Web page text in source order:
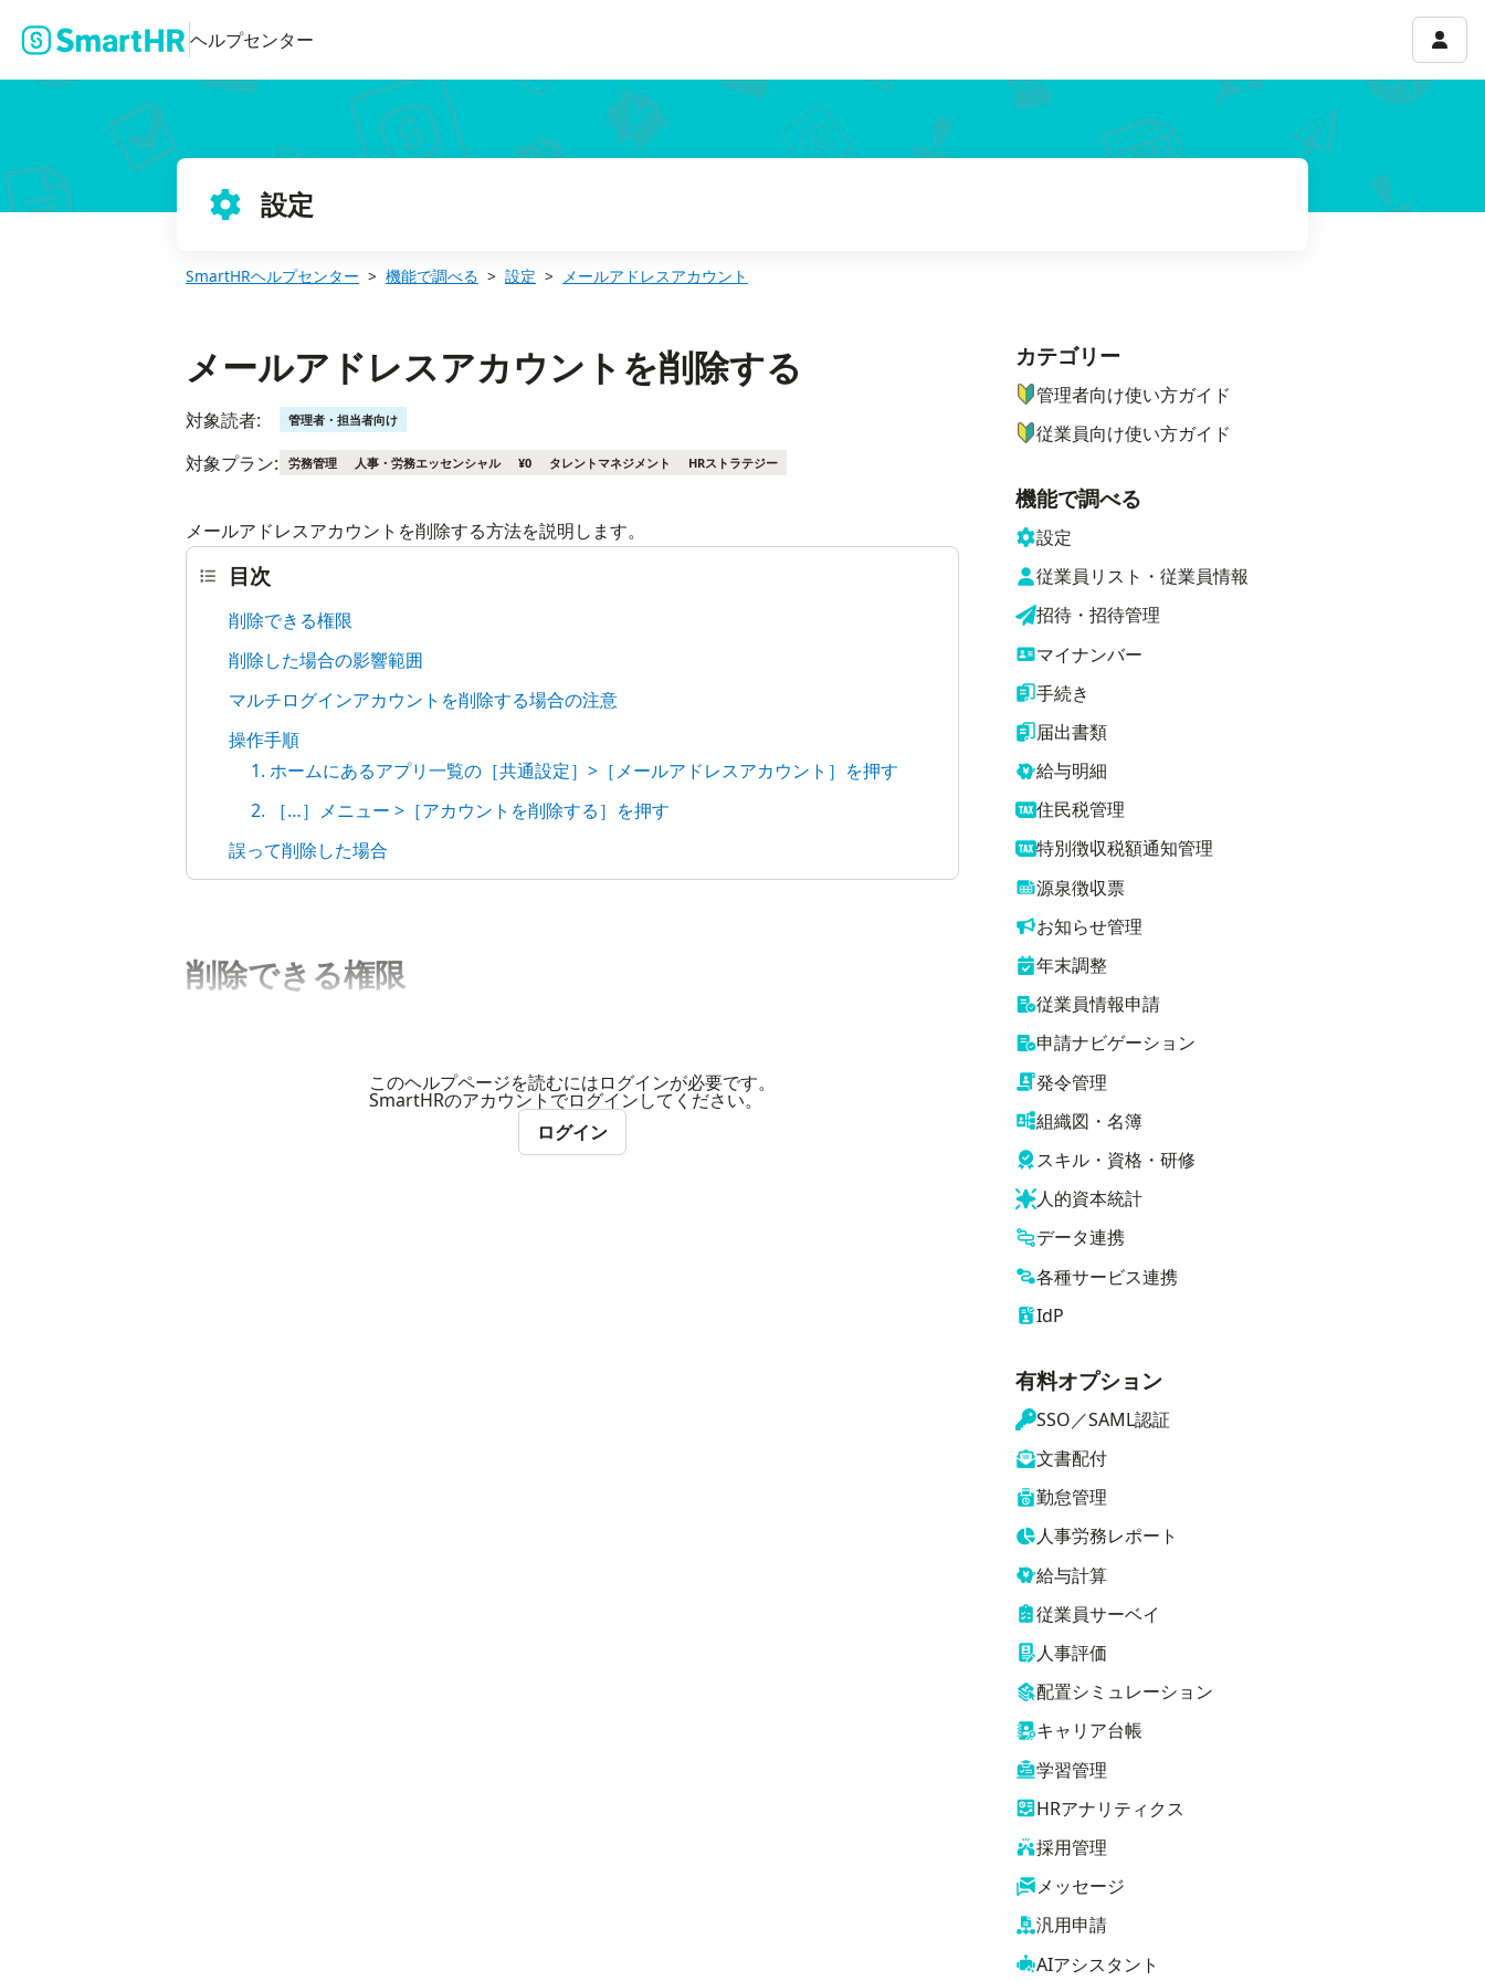
ヘルプセンター アカ
設定
SmartHRヘルプセンター 機能で調べる 設定 メールアドレスアカウント
メールアドレスアカウントを削除する
対象読者: 管理者・担当者向け
対象プラン: 労務管理 人事・労務エッセンシャル ¥0 タレントマネジメント HRストラテジー
メールアドレスアカウントを削除する方法を説明します。
目次
削除できる権限
削除した場合の影響範囲
マルチログインアカウントを削除する場合の注意
操作手順
1. ホームにあるアプリ一覧の［共通設定］>［メールアドレスアカウント］を押す
2. ［…］メニュー >［アカウントを削除する］を押す
誤って削除した場合
削除できる権限
このヘルプページを読むにはログインが必要です。
SmartHRのアカウントでログインしてください。
ログイン
ナビゲーションメニュー
カテゴリー
管理者向け使い方ガイド
従業員向け使い方ガイド
機能で調べる
設定
従業員リスト・従業員情報
招待・招待管理
マイナンバー
手続き
届出書類
給与明細
住民税管理
特別徴収税額通知管理
源泉徴収票
お知らせ管理
年末調整
従業員情報申請
申請ナビゲーション
発令管理
組織図・名簿
スキル・資格・研修
人的資本統計
データ連携
各種サービス連携
IdP
有料オプション
SSO／SAML認証
文書配付
勤怠管理
人事労務レポート
給与計算
従業員サーベイ
人事評価
配置シミュレーション
キャリア台帳
学習管理
HRアナリティクス
採用管理
メッセージ
汎用申請
AIアシスタント